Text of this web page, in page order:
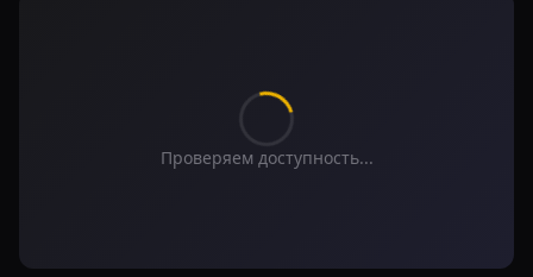
Проверяем доступность...